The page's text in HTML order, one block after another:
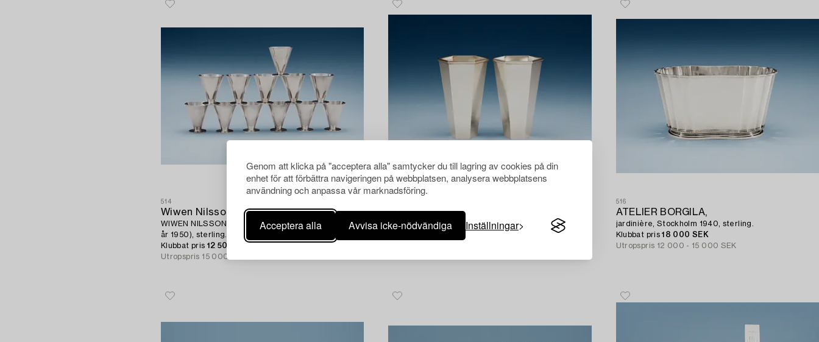
Genom att klicka på "acceptera alla" samtycker du till lagring av cookies på din
enhet för att förbättra navigeringen på webbplatsen, analysera webbplatsens
användning och anpassa vår marknadsföring.
Acceptera alla Avvisa icke-nödvändiga Inställningar
514
Wiwen Nilsson
WIWEN NILSSON, glas, 12 st, Lund 1933-51 (10 st av
år 1950), sterling.
Klubbat pris 12 500 SEK
Utropspris 15 000 - 20 000 SEK
Wiwen Nilsson
WIWEN NILSSON, vaser, 1 par, Lund 1965-66, sterling.
516
ATELIER BORGILA,
jardinière, Stockholm 1940, sterling.
Klubbat pris18 000 SEK
Utropspris 12 000 - 15 000 SEK